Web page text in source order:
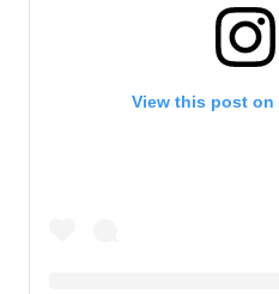
View this post on